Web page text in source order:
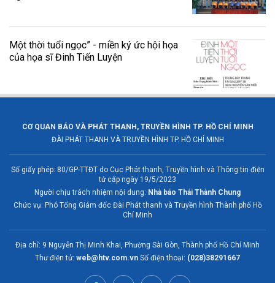
Một thời tuổi ngọc” - miền ký ức hội họa
của họa sĩ Đinh Tiến Luyện
CƠ QUAN BÁO VÀ PHÁT THANH, TRUYỀN HÌNH TP. HỒ CHÍ MINH
ĐÀI PHÁT THANH VÀ TRUYỀN HÌNH TP. HỒ CHÍ MINH
Số giấy phép: 80/GP-TTĐT do Cục Phát thanh, Truyền hình và Thông tin điện
tử cấp ngày 19/5/2023
Người chịu trách nhiệm nội dung: Nhà báo Thái Thành Chung
Chức vụ: Phó Tổng Giám đốc Đài Phát thanh và Truyền hình Thành phố Hồ
Chí Minh
Địa chỉ: 9 Nguyễn Thị Minh Khai, Phường Sài Gòn, Thành phố Hồ Chí Minh
Thư điện tử: web@htv.com.vn Số điện thoại: (028)38291667